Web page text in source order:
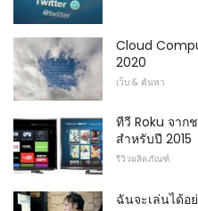
Cloud
2020
เว็บ & ค้นหา
ทีวี Roku จาก
สำหรับปี 2015
รีวิวผลิตภัณฑ์
ฉันจะเล่นได้อ